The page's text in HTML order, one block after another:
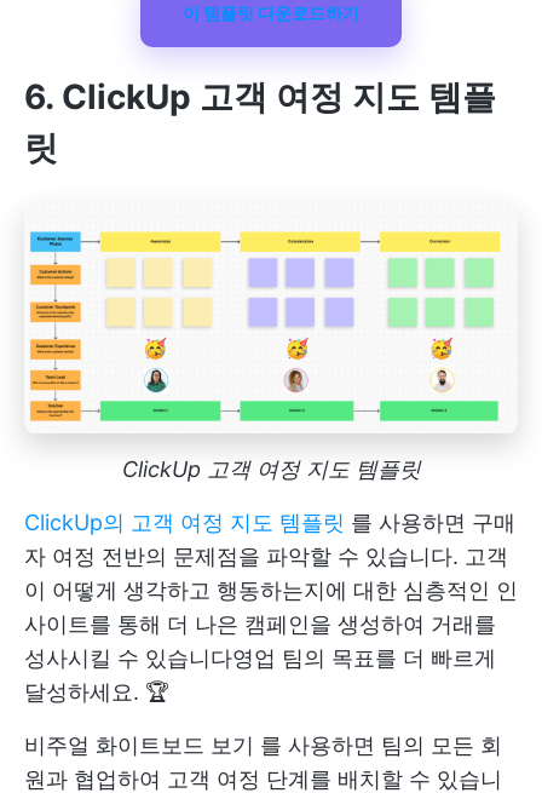
이 템플릿 다운로드하기
6. ClickUp 고객 여정 지도 템플
릿
ClickUp 고객 여정 지도 템플릿
ClickUp의 고객 여정 지도 템플릿 를 사용하면 구매
자 여정 전반의 문제점을 파악할 수 있습니다. 고객
이 어떻게 생각하고 행동하는지에 대한 심층적인 인
사이트를 통해 더 나은 캠페인을 생성하여 거래를
성사시킬 수 있습니다영업 팀의 목표를 더 빠르게
달성하세요. 🏆
비주얼 화이트보드 보기 를 사용하면 팀의 모든 회
원과 협업하여 고객 여정 단계를 배치할 수 있습니